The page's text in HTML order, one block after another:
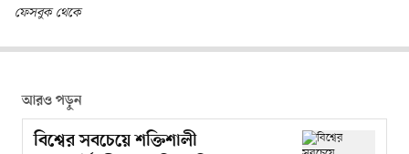
ফেসবুক থেকে
আরও পড়ুন
বিশ্বের সবচেয়ে শক্তিশালী